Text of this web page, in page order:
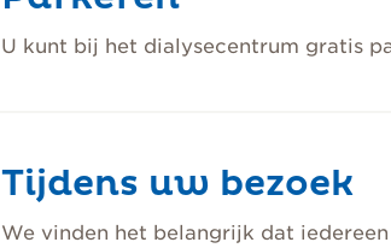
U kunt bij het dialysecentrum gratis
Tijdens uw bezoek
We vinden het belangrijk dat